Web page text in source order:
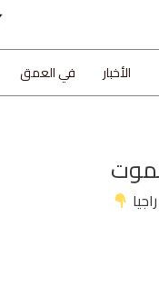
الأخبار في العمق